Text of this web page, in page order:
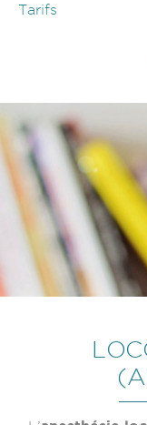
Tarifs
Photo